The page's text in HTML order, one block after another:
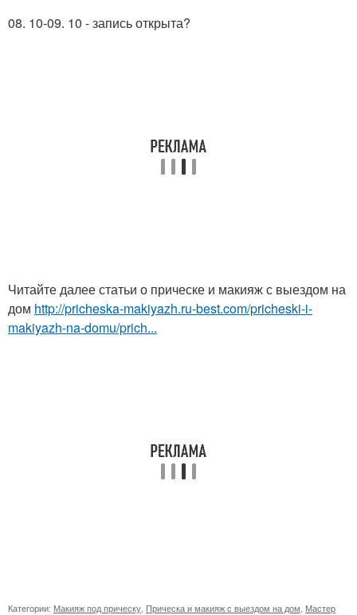
08. 10-09. 10 - запись открыта?
Читайте далее статьи о прическе и макияж с выездом на
дом http://pricheska-makiyazh.ru-best.com/pricheski-i-
makiyazh-na-domu/prich...
Категории: Макияж под прическу Прическа и макияж с выездом на дом Мастер